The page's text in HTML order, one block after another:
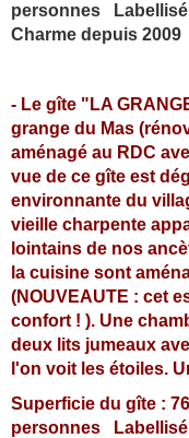
personnes Labellisé
Charme depuis 2009
- Le gîte "LA
grange du Mas
aménagé au RDC
vue de ce gîte est
environnante du
vieille charpente
lointains de nos
la cuisine sont
(NOUVEAUTE : cet
confort ! ). Une
deux lits jumeaux
l'on voit les étoiles.
Superficie du gîte :
personnes Labellisé